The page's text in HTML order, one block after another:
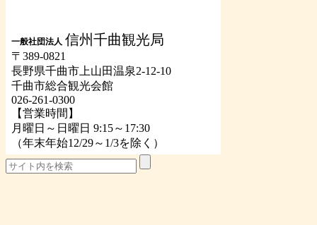
一般社団法人 信州千曲観光局
〒389-0821
長野県千曲市上山田温泉2-12-10
千曲市総合観光会館
026-261-0300
【営業時間】
月曜日～日曜日 9:15～17:30
（年末年始12/29～1/3を除く）